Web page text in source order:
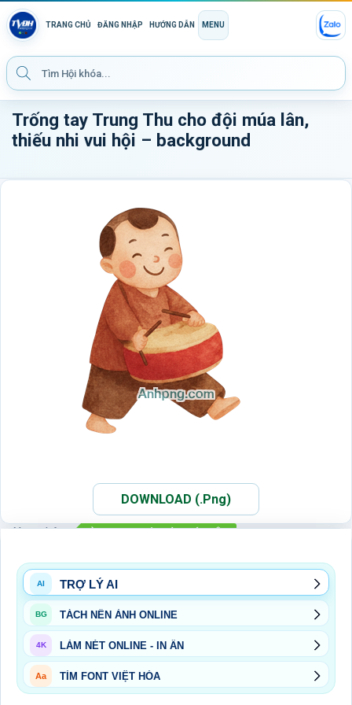
TRANG CHỦ ĐĂNG NHẬP HƯỚNG DẪN MENU
Trống tay Trung Thu cho đội múa lân,
thiếu nhi vui hội – background
DOWNLOAD (.Png)
Xem thêm:
AI TRỢ LÝ AI
BG TÁCH NỀN ẢNH ONLINE
4K LÀM NÉT ONLINE - IN ẤN
Aa TÌM FONT VIỆT HÓA